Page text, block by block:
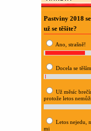
Pastviny 2018
už se těšíte?
Ano, strašně!
Docela se těším.
Už měsíc
protože letos
Letos nejedu,
mi